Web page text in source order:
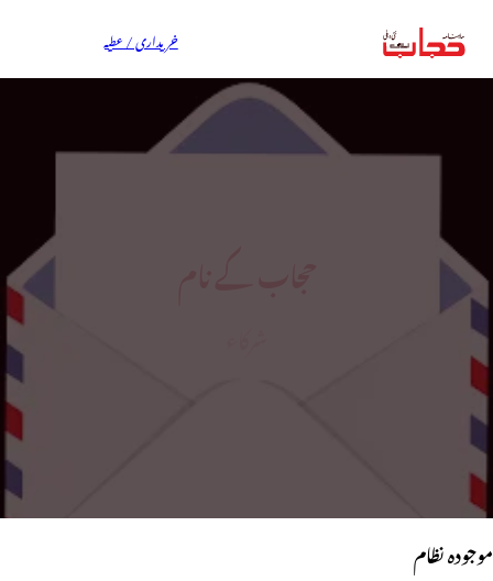
خریداری / عطیہ
موجودہ نظام